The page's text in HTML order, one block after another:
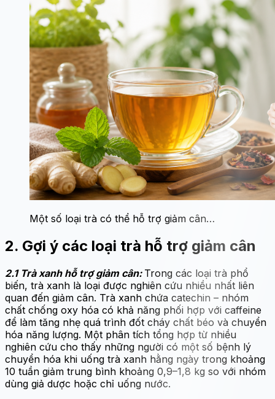
Một số loại trà có thể hỗ trợ giảm cân…
2. Gợi ý các loại trà hỗ trợ giảm cân
2.1 Trà xanh hỗ trợ giảm cân: Trong các loại trà phổ
biến, trà xanh là loại được nghiên cứu nhiều nhất liên
quan đến giảm cân. Trà xanh chứa catechin – nhóm
chất chống oxy hóa có khả năng phối hợp với caffeine
để làm tăng nhẹ quá trình đốt cháy chất béo và chuyển
hóa năng lượng. Một phân tích tổng hợp từ nhiều
nghiên cứu cho thấy những người có một số bệnh lý
chuyển hóa khi uống trà xanh hằng ngày trong khoảng
10 tuần giảm trung bình khoảng 0,9–1,8 kg so với nhóm
dùng giả dược hoặc chỉ uống nước.